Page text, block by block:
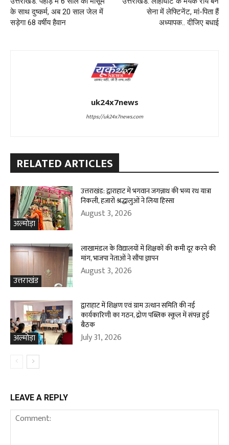
के साथ दुष्कर्म, अब 20 साल जेल में
सड़ेगा 68 वर्षीय हैवान
सेना में लेफ्टिनेंट, मां-पिता हैं
अध्यापक.. दीजिए बधाई
uk24x7news
https://uk24x7news.com
RELATED ARTICLES
अल्मोड़ा
उत्तराखंड: द्वाराहाट में भगवान जगन्नाथ की भव्य रथ यात्रा
निकली, हजारों श्रद्धालुओं ने लिया हिस्सा
August 3, 2026
उत्तराखंड
लाखामंडल के विद्यालयों में शिक्षकों की कमी दूर करने की
मांग, भाजपा नेताओं ने सौंपा ज्ञापन
August 3, 2026
अल्मोड़ा
द्वाराहाट में शिक्षण एवं ग्राम उत्थान समिति की नई
कार्यकारिणी का गठन, द्रोण पब्लिक स्कूल में संपन्न हुई
बैठक
July 31, 2026
LEAVE A REPLY